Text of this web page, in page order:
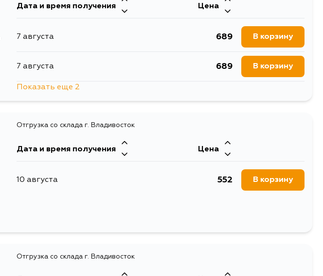
Дата и время получения Цена
7 августа 689 В корзину
7 августа 689 В корзину
4 сентября
Показать еще 2
Отгрузка со склада г. Владивосток
Дата и время получения Цена
10 августа 552 В корзину
Отгрузка со склада г. Владивосток